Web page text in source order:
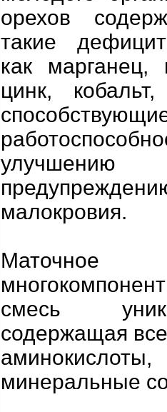
орехов
такие
как марганец,
цинк,
улучшению
малокровия.
смесь
содержащая
минеральные